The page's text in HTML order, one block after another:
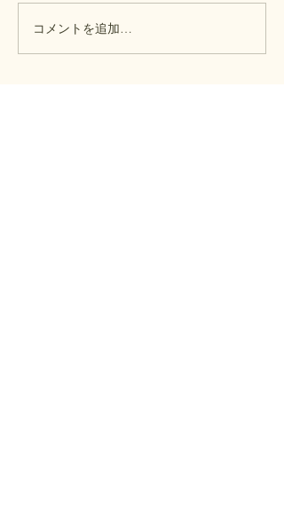
カワセミ ホバリング撮
影
コメントを追加…